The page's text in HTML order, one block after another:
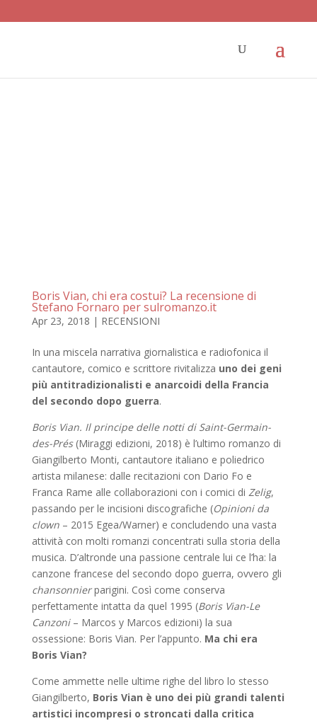
Boris Vian, chi era costui? La recensione di
Stefano Fornaro per sulromanzo.it
Apr 23, 2018 | RECENSIONI
In una miscela narrativa giornalistica e radiofonica il
cantautore, comico e scrittore rivitalizza uno dei geni
più antitradizionalisti e anarcoidi della Francia
del secondo dopo guerra.
Boris Vian. Il principe delle notti di Saint-Germain-
des-Prés (Miraggi edizioni, 2018) è l’ultimo romanzo di
Giangilberto Monti, cantautore italiano e poliedrico
artista milanese: dalle recitazioni con Dario Fo e
Franca Rame alle collaborazioni con i comici di Zelig,
passando per le incisioni discografiche (Opinioni da
clown – 2015 Egea/Warner) e concludendo una vasta
attività con molti romanzi concentrati sulla storia della
musica. D’altronde una passione centrale lui ce l’ha: la
canzone francese del secondo dopo guerra, ovvero gli
chansonnierparigini. Così come conserva
perfettamente intatta da quel 1995 (Boris Vian-Le
Canzoni – Marcos y Marcos edizioni) la sua
ossessione: Boris Vian. Per l’appunto. Ma chi era
Boris Vian?
Come ammette nelle ultime righe del libro lo stesso
Giangilberto, Boris Vian è uno dei più grandi talenti
artistici incompresi o stroncati dalla critica